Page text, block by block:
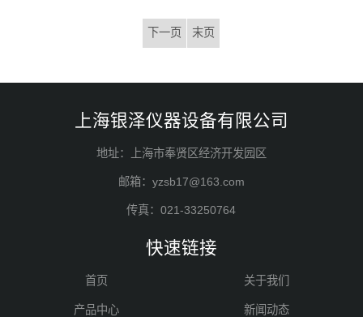
下一页 末页
上海银泽仪器设备有限公司
地址：上海市奉贤区经济开发园区
邮箱：yzsb17@163.com
传真：021-33250764
快速链接
首页 关于我们
产品中心 新闻动态